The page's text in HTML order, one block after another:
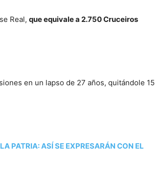
Real, que equivale a 2.750 Cruceiros
en un lapso de 27 años, quitándole 15
PATRIA: ASÍ SE EXPRESARÁN CON EL